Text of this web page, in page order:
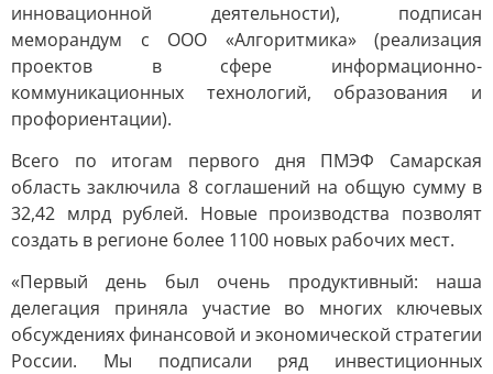
инновационной деятельности), подписан
меморандум с ООО «Алгоритмика» (реализация
проектов в сфере информационно-
коммуникационных технологий, образования и
профориентации).
Всего по итогам первого дня ПМЭФ Самарская
область заключила 8 соглашений на общую сумму в
32,42 млрд рублей. Новые производства позволят
создать в регионе более 1100 новых рабочих мест.
«Первый день был очень продуктивный: наша
делегация приняла участие во многих ключевых
обсуждениях финансовой и экономической стратегии
России. Мы подписали ряд инвестиционных